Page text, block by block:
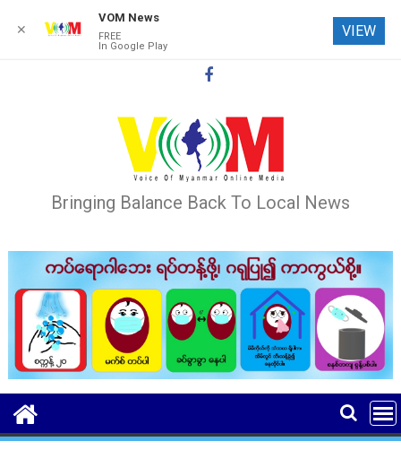
Bringing Balance Back To Local News
✕
VOM News
FREE
In Google Play
VIEW